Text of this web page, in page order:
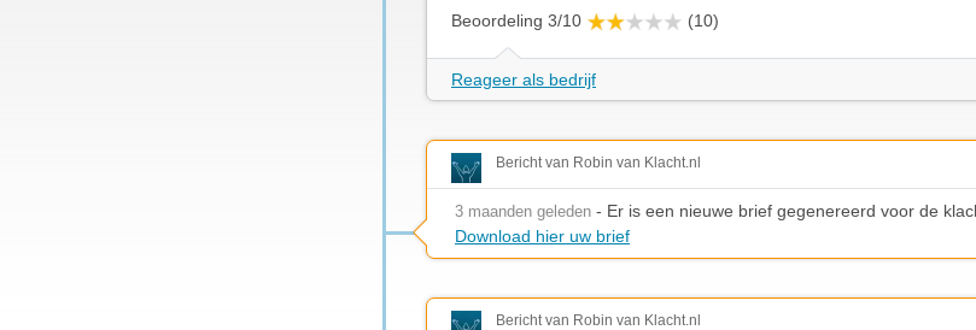
Beoordeling 3/10 (10)
Reageer als bedrijf
Bericht van Robin van Klacht.nl
3 maanden geleden - Er is een nieuwe brief gegenereerd voor de
Download hier uw brief
Bericht van Robin van Klacht.nl